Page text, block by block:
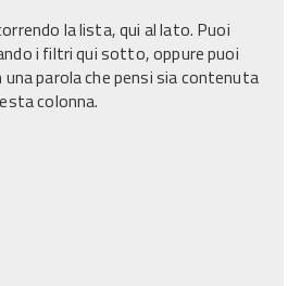
la lista, qui al lato. Puoi
i filtri qui sotto, oppure puoi
parola che pensi sia contenuta
colonna.